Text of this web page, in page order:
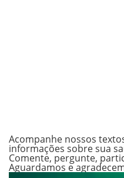
Acompanhe nossos
informações sobre sua
Comente, pergunte,
Aguardamos e